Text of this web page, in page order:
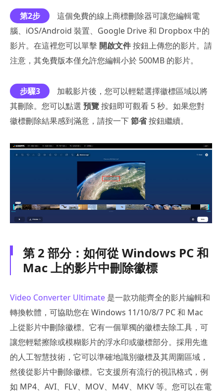
第2步
這個免費的線上商標刪除器可讓您編輯電
腦、iOS/Android 裝置、Google Drive 和 Dropbox 中的
影片。在這裡您可以單擊 開啟文件按鈕上傳您的影片。請
注意，其免費版本僅允許您編輯小於 500MB 的影片。
步驟3
加載影片後，您可以輕鬆選擇徽標區域以將
其刪除。您可以點選 預覽按鈕即可觀看 5 秒。如果您對
徽標刪除結果感到滿意，請按一下節省按鈕繼續。
第 2 部分：如何從 Windows PC 和
Mac 上的影片中刪除徽標
Video Converter Ultimate 是一款功能齊全的影片編輯和
轉換軟體，可協助您在 Windows 11/10/8/7 PC 和 Mac
上從影片中刪除徽標。它有一個單獨的徽標去除工具，可
讓您輕鬆擦除或模糊影片的浮水印或徽標部分。採用先進
的人工智慧技術，它可以準確地識別徽標及其周圍區域，
然後從影片中刪除徽標。它支援所有流行的視訊格式，例
如 MP4、AVI、FLV、MOV、M4V、MKV 等。您可以在電